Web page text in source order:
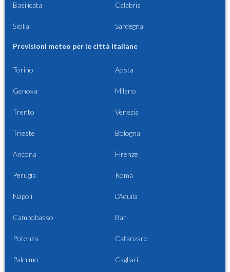
Basilicata Calabria
Sicilia Sardegna
Previsioni meteo per le città italiane
Torino Aosta
Genova Milano
Trento Venezia
Trieste Bologna
Ancona Firenze
Perugia Roma
Napoli L'Aquila
Campobasso Bari
Potenza Catanzaro
Palermo Cagliari